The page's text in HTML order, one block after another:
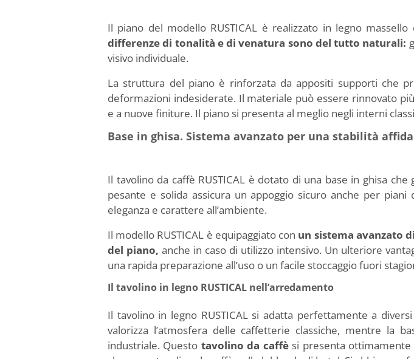
Il piano del modello RUSTICAL è realizzato in legno
differenze di tonalità e di venatura sono del tutto naturali:
visivo individuale.
La struttura del piano è rinforzata da appositi supporti che
deformazioni indesiderate. Il materiale può essere rinnovato
e a nuove finiture. Il piano si presenta al meglio negli interni
Base in ghisa. Sistema avanzato per una stabilità
Il tavolino da caffè RUSTICAL è dotato di una base in ghisa
pesante e solida assicura un appoggio sicuro anche per
eleganza e carattere all’ambiente.
Il modello RUSTICAL è equipaggiato con un sistema avanzato
del piano, anche in caso di utilizzo intensivo. Un ulteriore
una rapida preparazione all’uso o un facile stoccaggio fuori
Il tavolino in legno RUSTICAL nell’arredamento
Il tavolino in legno RUSTICAL si adatta perfettamente a
valorizza l’atmosfera delle caffetterie classiche, mentre la
industriale. Questo tavolino da caffèsi presenta ottimamente